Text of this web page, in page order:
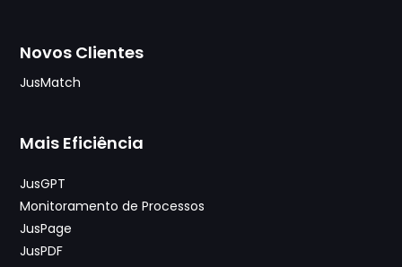
Novos Clientes
JusMatch
Mais Eficiência
JusGPT
Monitoramento de Processos
JusPage
JusPDF